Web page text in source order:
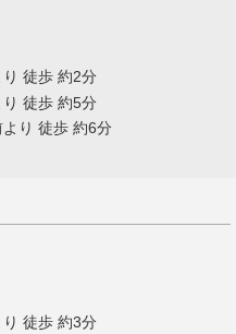
徒歩 約2分
徒歩 約5分
り 徒歩 約6分
徒歩 約3分